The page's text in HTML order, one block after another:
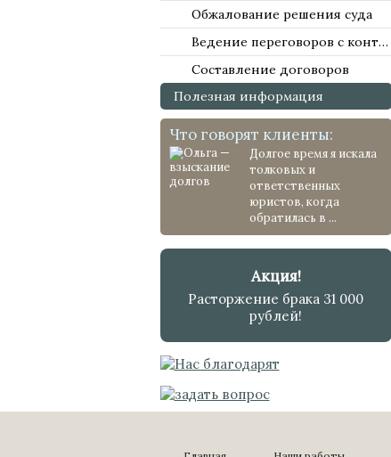
Обжалование решения суда
Ведение переговоров с контрагентами
Составление договоров
Полезная информация
Что говорят клиенты:
Долгое время я искала
толковых и
ответственных
юристов, когда
обратилась в ...
Акция!
Расторжение брака 31 000
рублей!